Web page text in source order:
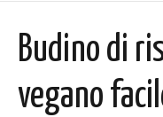
Budino di
vegano